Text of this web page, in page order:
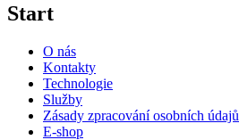
Start
O nás
Kontakty
Technologie
Služby
Zásady zpracování osobních údajů
E-shop